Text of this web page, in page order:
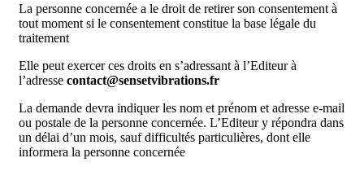
La personne concernée a le droit de retirer son consentement à
tout moment si le consentement constitue la base légale du
traitement
Elle peut exercer ces droits en s’adressant à l’Editeur à
l’adresse contact@sensetvibrations.fr
La demande devra indiquer les nom et prénom et adresse e-mail
ou postale de la personne concernée. L’Editeur y répondra dans
un délai d’un mois, sauf difficultés particulières, dont elle
informera la personne concernée